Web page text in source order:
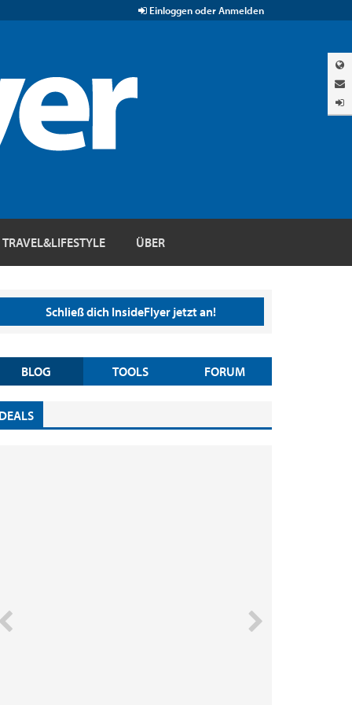
Einloggen oder Anmelden
TRAVEL&LIFESTYLE ÜBER
Schließ dich InsideFlyer jetzt an!
BLOG TOOLS FORUM
DEALS